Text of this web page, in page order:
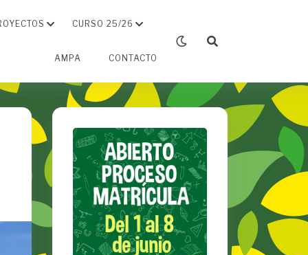
CURSO 25/26
AMPA CONTACTO